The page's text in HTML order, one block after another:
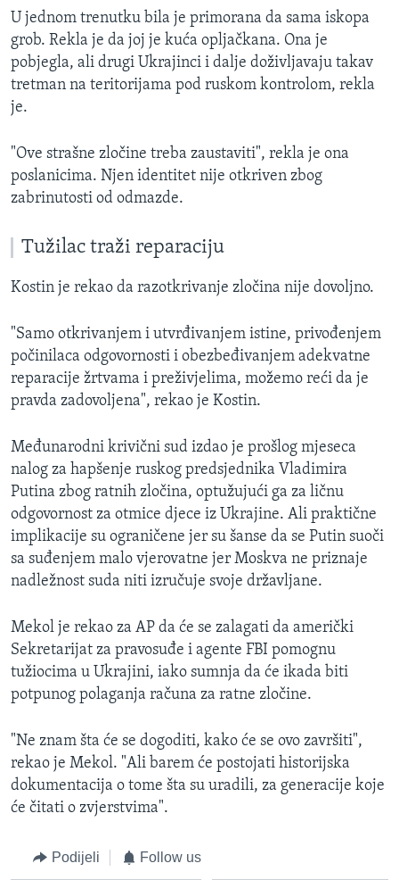
U jednom trenutku bila je primorana da sama iskopa
grob. Rekla je da joj je kuća opljačkana. Ona je
pobjegla, ali drugi Ukrajinci i dalje doživljavaju takav
tretman na teritorijama pod ruskom kontrolom, rekla
je.
"Ove strašne zločine treba zaustaviti", rekla je ona
poslanicima. Njen identitet nije otkriven zbog
zabrinutosti od odmazde.
Tužilac traži reparaciju
Kostin je rekao da razotkrivanje zločina nije dovoljno.
"Samo otkrivanjem i utvrđivanjem istine, privođenjem
počinilaca odgovornosti i obezbeđivanjem adekvatne
reparacije žrtvama i preživjelima, možemo reći da je
pravda zadovoljena", rekao je Kostin.
Međunarodni krivični sud izdao je prošlog mjeseca
nalog za hapšenje ruskog predsjednika Vladimira
Putina zbog ratnih zločina, optužujući ga za ličnu
odgovornost za otmice djece iz Ukrajine. Ali praktične
implikacije su ograničene jer su šanse da se Putin suoči
sa suđenjem malo vjerovatne jer Moskva ne priznaje
nadležnost suda niti izručuje svoje državljane.
Mekol je rekao za AP da će se zalagati da američki
Sekretarijat za pravosuđe i agente FBI pomognu
tužiocima u Ukrajini, iako sumnja da će ikada biti
potpunog polaganja računa za ratne zločine.
"Ne znam šta će se dogoditi, kako će se ovo završiti",
rekao je Mekol. "Ali barem će postojati historijska
dokumentacija o tome šta su uradili, za generacije koje
će čitati o zvjerstvima".
Podijeli Follow us